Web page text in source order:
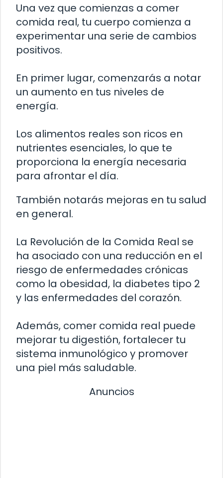
Una vez que comienzas a comer
comida real, tu cuerpo comienza a
experimentar una serie de cambios
positivos.
En primer lugar, comenzarás a notar
un aumento en tus niveles de
energía.
Los alimentos reales son ricos en
nutrientes esenciales, lo que te
proporciona la energía necesaria
para afrontar el día.
También notarás mejoras en tu salud
en general.
La Revolución de la Comida Real se
ha asociado con una reducción en el
riesgo de enfermedades crónicas
como la obesidad, la diabetes tipo 2
y las enfermedades del corazón.
Además, comer comida real puede
mejorar tu digestión, fortalecer tu
sistema inmunológico y promover
una piel más saludable.
Anuncios